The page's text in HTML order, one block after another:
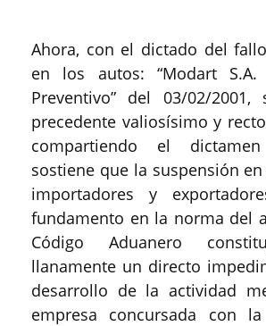
Ahora, con el dictado del
en los autos: “Modart S.A.
Preventivo” del 03/02/
precedente valiosísimo y
compartiendo el
sostiene que la suspensión
importadores y
fundamento en la norma del
Código Aduanero
llanamente un directo
desarrollo de la actividad
empresa concursada con la